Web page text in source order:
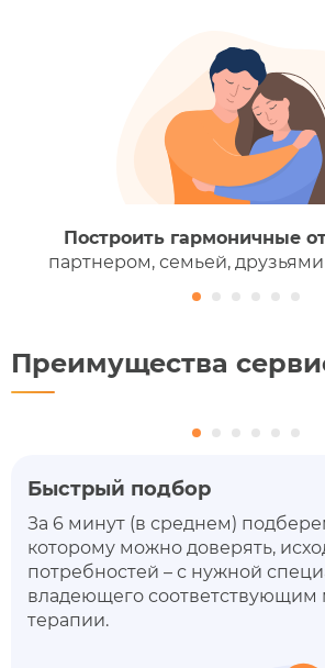
Построить гармоничные
партнером, семьей,
Преимущества
Быстрый подбор
За 6 минут (в среднем)
которому можно доверять,
потребностей – с нужной
владеющего соответствующим
терапии.